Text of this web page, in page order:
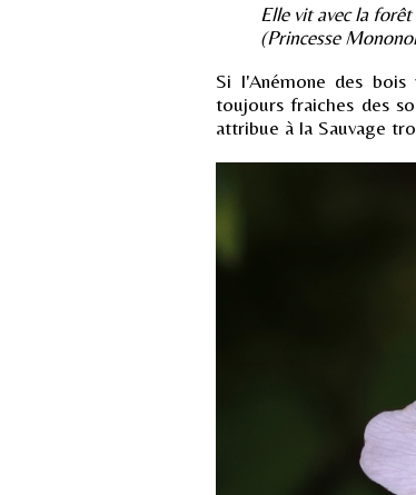
Elle vit avec la
(Princesse
Si l'Anémone des
toujours fraiches des
attribue à la Sauvage